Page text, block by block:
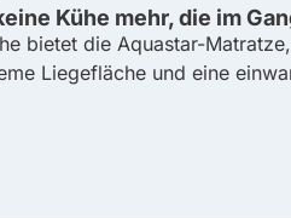
Kühe mehr, die im
bietet die Aquastar-
Liegefläche und eine